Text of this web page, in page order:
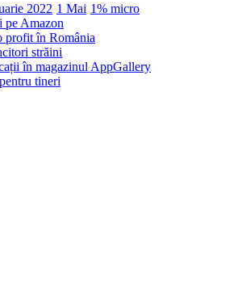
2022 1 Mai 1% micro
pe Amazon
profit în România
străini
în magazinul AppGallery
tineri